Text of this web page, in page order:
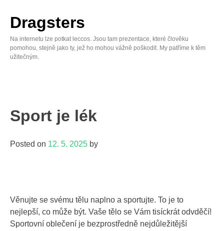
to
content
Dragsters
Na internetu lze potkat leccos. Jsou tam prezentace, které člověku
pomohou, stejně jako ty, jež ho mohou vážně poškodit. My patříme k těm
užitečným.
Sport je lék
Posted on 12. 5. 2025 by
Věnujte se svému tělu naplno a sportujte. To je to
nejlepší, co může být. Vaše tělo se Vám tisíckrát odvděčí!
Sportovní oblečení je bezprostředně nejdůležitější